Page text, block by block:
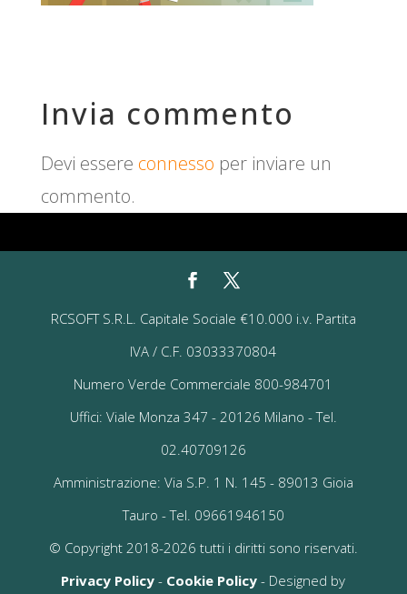
Invia commento
Devi essere connesso per inviare un
commento.
RCSOFT S.R.L. Capitale Sociale €10.000 i.v. Partita
IVA / C.F. 03033370804
Numero Verde Commerciale 800-984701
Uffici: Viale Monza 347 - 20126 Milano - Tel.
02.40709126
Amministrazione: Via S.P. 1 N. 145 - 89013 Gioia
Tauro - Tel. 09661946150
© Copyright 2018-2026 tutti i diritti sono riservati.
Privacy Policy - Cookie Policy - Designed by